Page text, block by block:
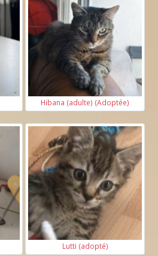
Hibana (adulte) (Adoptée)
Lutti (adopté)